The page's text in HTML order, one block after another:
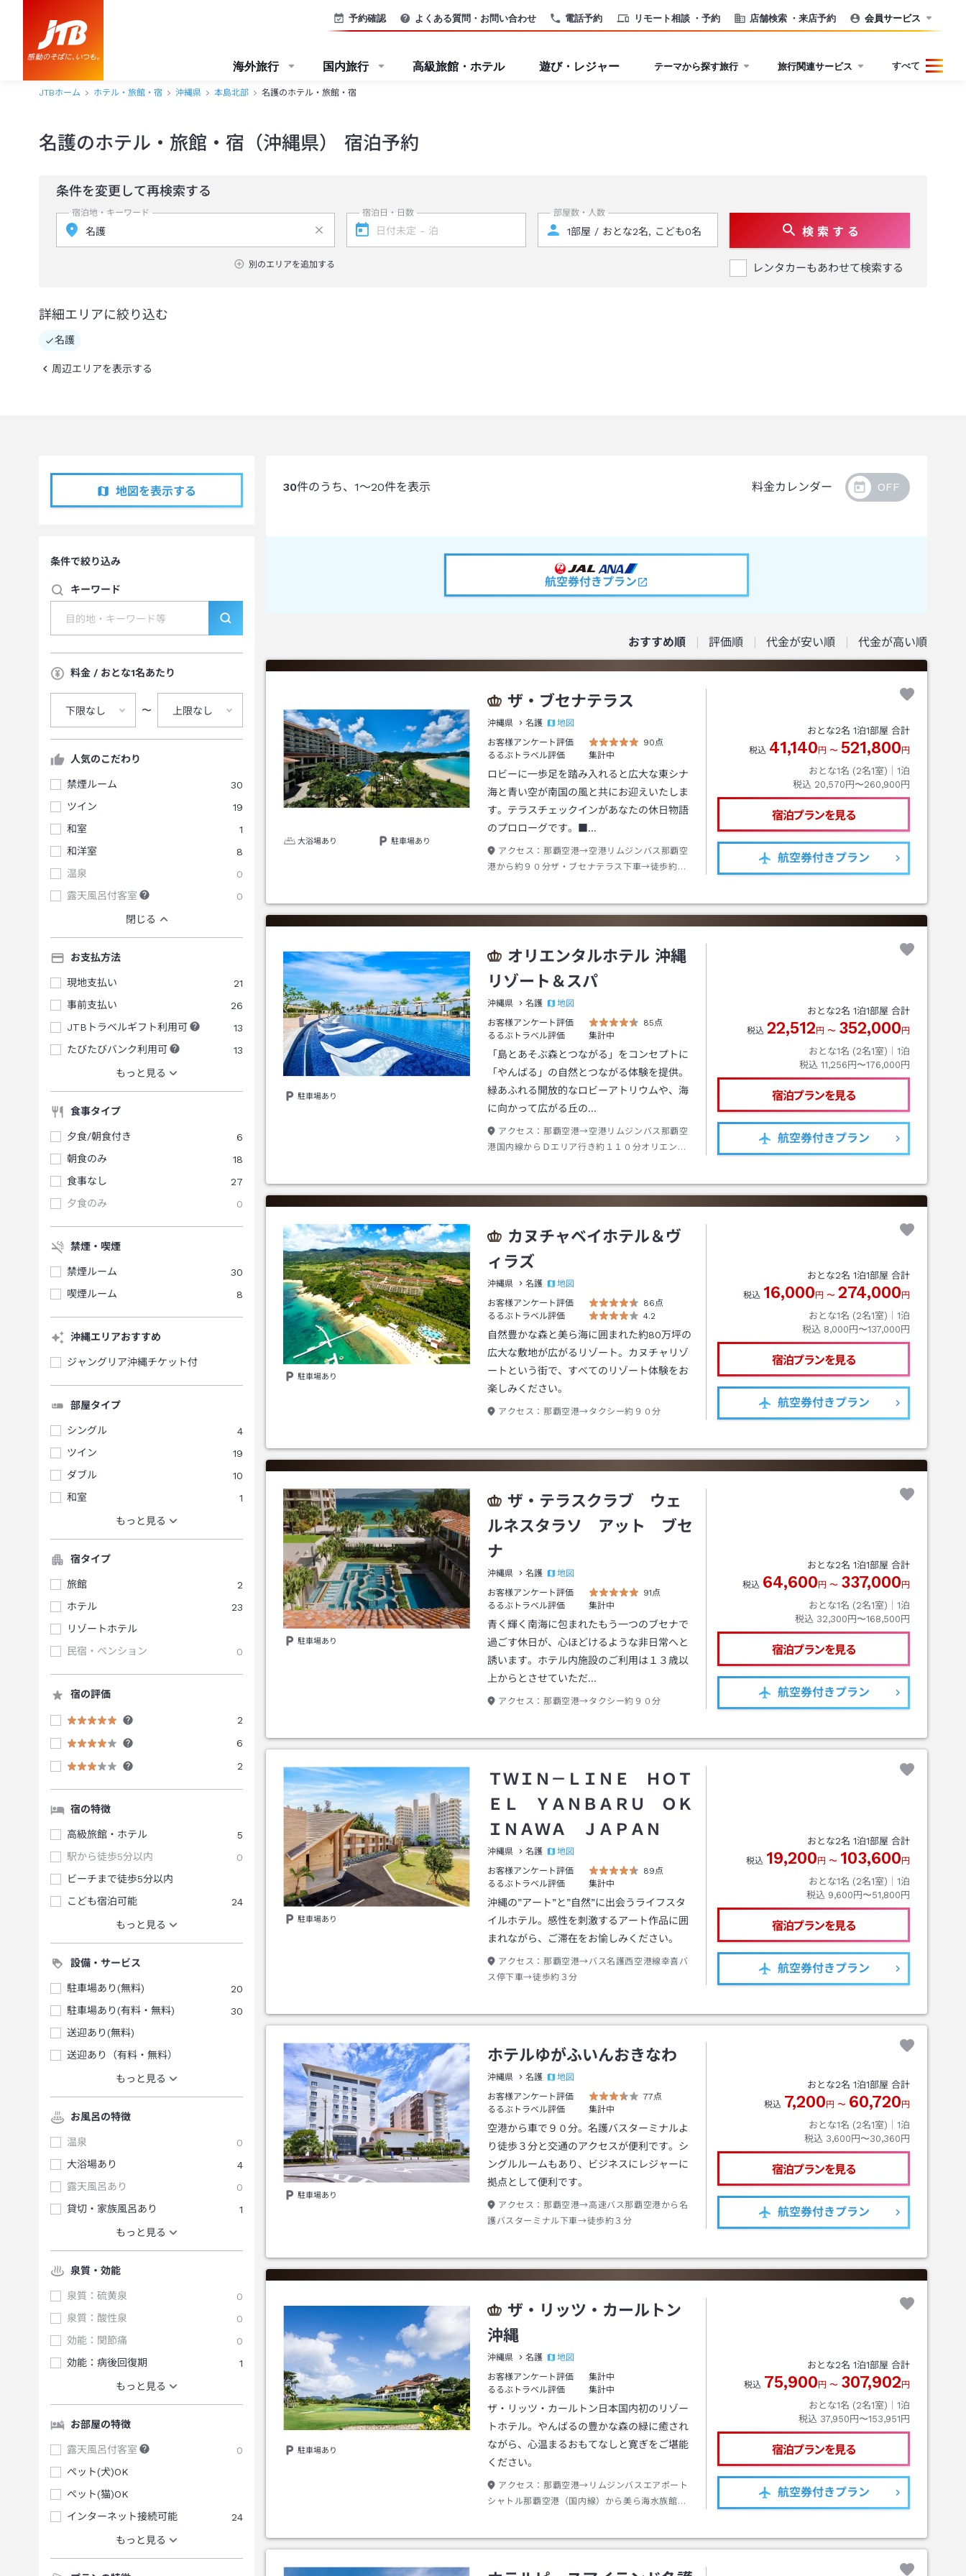
電話予約 リモート相談 ・予約 店舗検索 ・来店予約
予約確認 よくある質問・お問い合わせ 会員サービス
海外旅行 国内旅行 高級旅館・ホテル 遊び・レジャー テーマから探す旅行 旅行関連サービス すべて
JTBホーム ホテル・旅館・宿 沖縄県 本島北部 名護のホテル・旅館・宿
名護のホテル・旅館・宿（沖縄県） 宿泊予約
条件を変更して再検索する
宿泊地・キーワード
別のエリアを追加する
宿泊日・日数 部屋数・人数
検 索 す る
レンタカーもあわせて検索する
詳細エリアに絞り込む
名護
周辺エリアを表示する
地図を表示する
条件で絞り込み
キーワード
料金 / おとな1名あたり
下限なし 〜 上限なし
人気のこだわり
禁煙ルーム
30
ツイン
19
和室
1
和洋室
8
温泉
0
露天風呂付客室
0
閉じる
お支払方法
現地支払い
21
事前支払い
26
JTBトラベルギフト利用可
13
たびたびバンク利用可
13
もっと見る
食事タイプ
夕食/朝食付き
6
朝食のみ
18
食事なし
27
夕食のみ
0
禁煙・喫煙
禁煙ルーム
30
喫煙ルーム
8
沖縄エリアおすすめ
ジャングリア沖縄チケット付
部屋タイプ
シングル
4
ツイン
19
ダブル
10
和室
1
もっと見る
宿タイプ
旅館
2
ホテル
23
リゾートホテル
民宿・ペンション
0
宿の評価
2
6
2
宿の特徴
高級旅館・ホテル
5
駅から徒歩5分以内
0
ビーチまで徒歩5分以内
こども宿泊可能
24
もっと見る
設備・サービス
駐車場あり(無料)
20
駐車場あり(有料・無料)
30
送迎あり(無料)
送迎あり（有料・無料）
もっと見る
お風呂の特徴
温泉
0
大浴場あり
4
露天風呂あり
0
貸切・家族風呂あり
1
もっと見る
泉質・効能
泉質：硫黄泉
0
泉質：酸性泉
0
効能：関節痛
0
効能：病後回復期
1
もっと見る
お部屋の特徴
露天風呂付客室
0
ペット(犬)OK
ペット(猫)OK
インターネット接続可能
24
もっと見る
30件のうち、 1～20件を表示 料金カレンダー
航空券付きプラン
おすすめ順 評価順 代金が安い順 代金が高い順
大浴場あり 駐車場あり
ザ・ブセナテラス
沖縄県 名護
地図
お客様アンケート評価
90点
るるぶトラベル評価
集計中
ロビーに一歩足を踏み入れると広大な東シナ
海と青い空が南国の風と共にお迎えいたしま
す。テラスチェックインがあなたの休日物語
のプロローグです。■…
アクセス： 那覇空港→空港リムジンバス那覇空
港から約９０分ザ・ブセナテラス下車→徒歩約０
おとな2名 1泊1部屋 合計
税込 41,140 円 〜 521,800 円
おとな1名 (2名1室)｜ 1泊
税込 20,570円〜260,900円
宿泊プランを見る
航空券付きプラン
駐車場あり
オリエンタルホテル 沖縄
リゾート＆スパ
沖縄県 名護
地図
お客様アンケート評価
85点
るるぶトラベル評価
集計中
「島とあそぶ森とつながる」をコンセプトに
「やんばる」の自然とつながる体験を提供。
緑あふれる開放的なロビーアトリウムや、海
に向かって広がる丘の…
アクセス： 那覇空港→空港リムジンバス那覇空
港国内線からＤエリア行き約１１０分オリエンタ
迎あり）到着後にホテル連絡要
おとな2名 1泊1部屋 合計
税込 22,512 円 〜 352,000 円
おとな1名 (2名1室)｜ 1泊
税込 11,256円〜176,000円
宿泊プランを見る
航空券付きプラン
駐車場あり
カヌチャベイホテル＆ヴ
ィラズ
沖縄県 名護
地図
お客様アンケート評価
86点
るるぶトラベル評価
4.2
自然豊かな森と美ら海に囲まれた約80万坪の
広大な敷地が広がるリゾート。カヌチャリゾ
ートという街で、すべてのリゾート体験をお
楽しみください。
アクセス： 那覇空港→タクシー約９０分
おとな2名 1泊1部屋 合計
税込 16,000 円 〜 274,000 円
おとな1名 (2名1室)｜ 1泊
税込 8,000円〜137,000円
宿泊プランを見る
航空券付きプラン
駐車場あり
ザ・テラスクラブ ウェ
ルネスタラソ アット ブセ
ナ
沖縄県 名護
地図
お客様アンケート評価
91点
るるぶトラベル評価
集計中
青く輝く南海に包まれたもう一つのブセナで
過ごす休日が、心ほどけるような非日常へと
誘います。ホテル内施設のご利用は１３歳以
上からとさせていただ…
アクセス： 那覇空港→タクシー約９０分
おとな2名 1泊1部屋 合計
税込 64,600 円 〜 337,000 円
おとな1名 (2名1室)｜ 1泊
税込 32,300円〜168,500円
宿泊プランを見る
航空券付きプラン
駐車場あり
ＴＷＩＮ－ＬＩＮＥ ＨＯＴ
ＥＬ ＹＡＮＢＡＲＵ ＯＫ
ＩＮＡＷＡ ＪＡＰＡＮ
沖縄県 名護
地図
お客様アンケート評価
89点
るるぶトラベル評価
集計中
沖縄の”アート”と”自然”に出会うライフスタ
イルホテル。感性を刺激するアート作品に囲
まれながら、ご滞在をお愉しみください。
アクセス： 那覇空港→バス名護西空港線幸喜バ
ス停下車→徒歩約３分
おとな2名 1泊1部屋 合計
税込 19,200 円 〜 103,600 円
おとな1名 (2名1室)｜ 1泊
税込 9,600円〜51,800円
宿泊プランを見る
航空券付きプラン
駐車場あり
ホテルゆがふいんおきなわ
沖縄県 名護
地図
お客様アンケート評価
77点
るるぶトラベル評価
集計中
空港から車で９０分。名護バスターミナルよ
り徒歩３分と交通のアクセスが便利です。シ
ングルルームもあり、ビジネスにレジャーに
拠点として便利です。
アクセス： 那覇空港→高速バス那覇空港から名
護バスターミナル下車→徒歩約３分
おとな2名 1泊1部屋 合計
税込 7,200 円 〜 60,720 円
おとな1名 (2名1室)｜ 1泊
税込 3,600円〜30,360円
宿泊プランを見る
航空券付きプラン
駐車場あり
ザ・リッツ・カールトン
沖縄
沖縄県 名護
地図
お客様アンケート評価
集計中
るるぶトラベル評価
集計中
ザ・リッツ・カールトン日本国内初のリゾー
トホテル。やんばるの豊かな森の緑に癒され
ながら、心温まるおもてなしと寛ぎをご堪能
ください。
アクセス： 那覇空港→リムジンバスエアポート
シャトル那覇空港（国内線）から美ら海水族館方
おとな2名 1泊1部屋 合計
税込 75,900 円 〜 307,902 円
おとな1名 (2名1室)｜ 1泊
税込 37,950円〜153,951円
宿泊プランを見る
航空券付きプラン